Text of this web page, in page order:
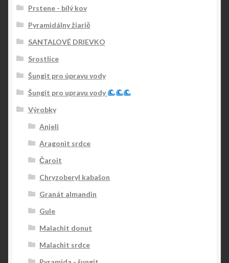
Prstene - bílý kov
Pyramidálny žiarič
SANTALOVÉ DRIEVKO
Srostlice
Šungit pro úpravu vody
Šungit pro upravu vody
Výrobky
Anjeli
Aragonit srdce
Čaroit
Chryzoberyl kabašon
Granát almandin
Gule
Malachit donut
Malachit srdce